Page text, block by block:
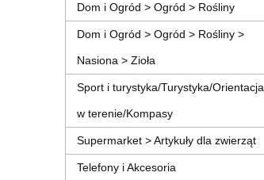
Dom i Ogród > Ogród > Rośliny
Dom i Ogród > Ogród > Rośliny >
Nasiona > Zioła
Sport i turystyka/Turystyka/Orientacja
w terenie/Kompasy
Supermarket > Artykuły dla zwierząt
Telefony i Akcesoria